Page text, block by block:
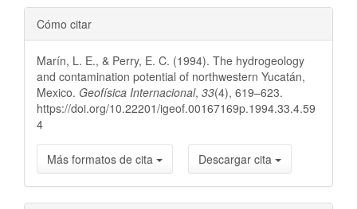
Detalles
del
artículo
Cómo citar
Marín, L. E., & Perry, E. C. (1994). The hydrogeology
and contamination potential of northwestern Yucatán,
Mexico. Geofísica Internacional, 33(4), 619–623.
https://doi.org/10.22201/igeof.00167169p.1994.33.4.59
4
Más formatos de cita Descargar cita